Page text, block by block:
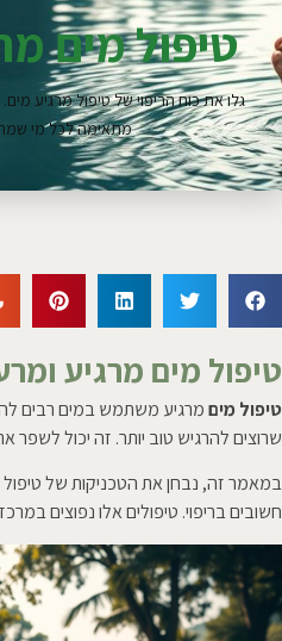
טיפול מים
גלו את כוח הריפוי של טיפול מרגיע
מתאימה לכל מי
טיפול מים מרגיע
טיפול מיםמרגיע משתמש במים רבים
שרוצים להרגיש טוב יותר. זה יכול לשפר
במאמר זה, נבחן את הטכניקות של טיפול
חשובים בריפוי. טיפולים אלו נפוצים